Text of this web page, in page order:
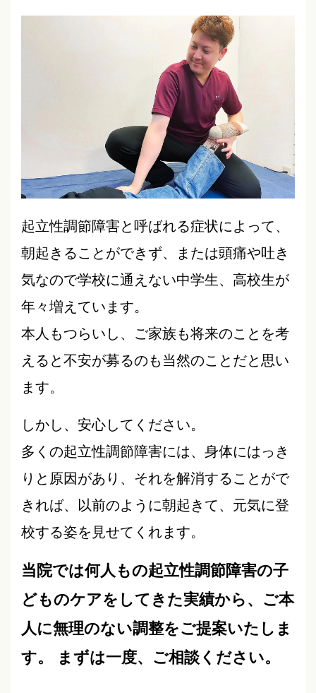
起立性調節障害と呼ばれる症状によって、
朝起きることができず、または頭痛や吐き
気なので学校に通えない中学生、高校生が
年々増えています。
本人もつらいし、ご家族も将来のことを考
えると不安が募るのも当然のことだと思い
ます。
しかし、安心してください。
多くの起立性調節障害には、身体にはっき
りと原因があり、それを解消することがで
きれば、以前のように朝起きて、元気に登
校する姿を見せてくれます。
当院では何人もの起立性調節障害の子
どものケアをしてきた実績から、ご本
人に無理のない調整をご提案いたしま
す。 まずは一度、ご相談ください。